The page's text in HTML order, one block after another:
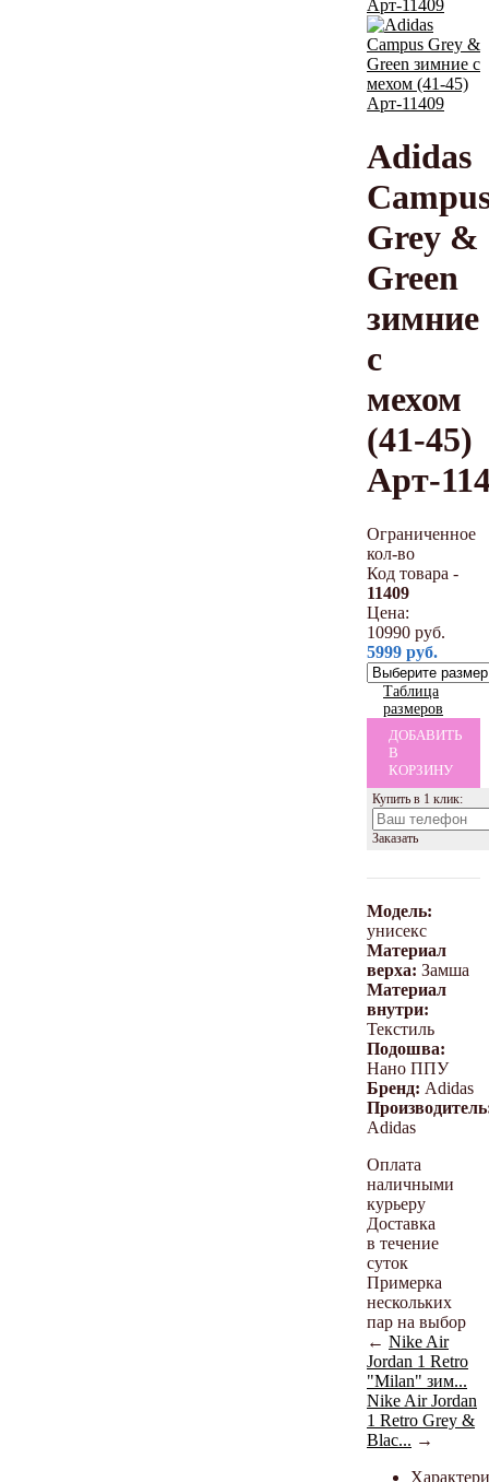
Adidas
Grey &
Green
зимние
с
мехом
(41-45)
Арт-
Ограниченное
кол-во
Код товара -
11409
Цена:
10990 руб.
5999 руб.
Таблица
размеров
ДОБАВИТЬ
В
КОРЗИНУ
Купить в 1 клик:
Заказать
Модель:
унисекс
Материал
верха: Замша
Материал
внутри:
Текстиль
Подошва:
Нано ППУ
Бренд: Adidas
Adidas
Оплата
наличными
курьеру
Доставка
в течение
суток
Примерка
нескольких
пар на выбор
← Nike Air
Jordan 1 Retro
"Milan" зим...
Nike Air Jordan
1 Retro Grey &
Blac... →